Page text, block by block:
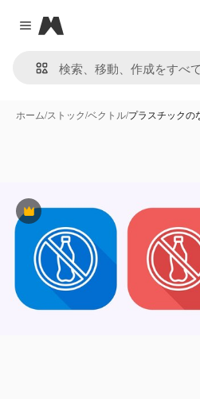
Close menu
Magnific
ホーム/ストック/ベクトル/プラスチック
Premium